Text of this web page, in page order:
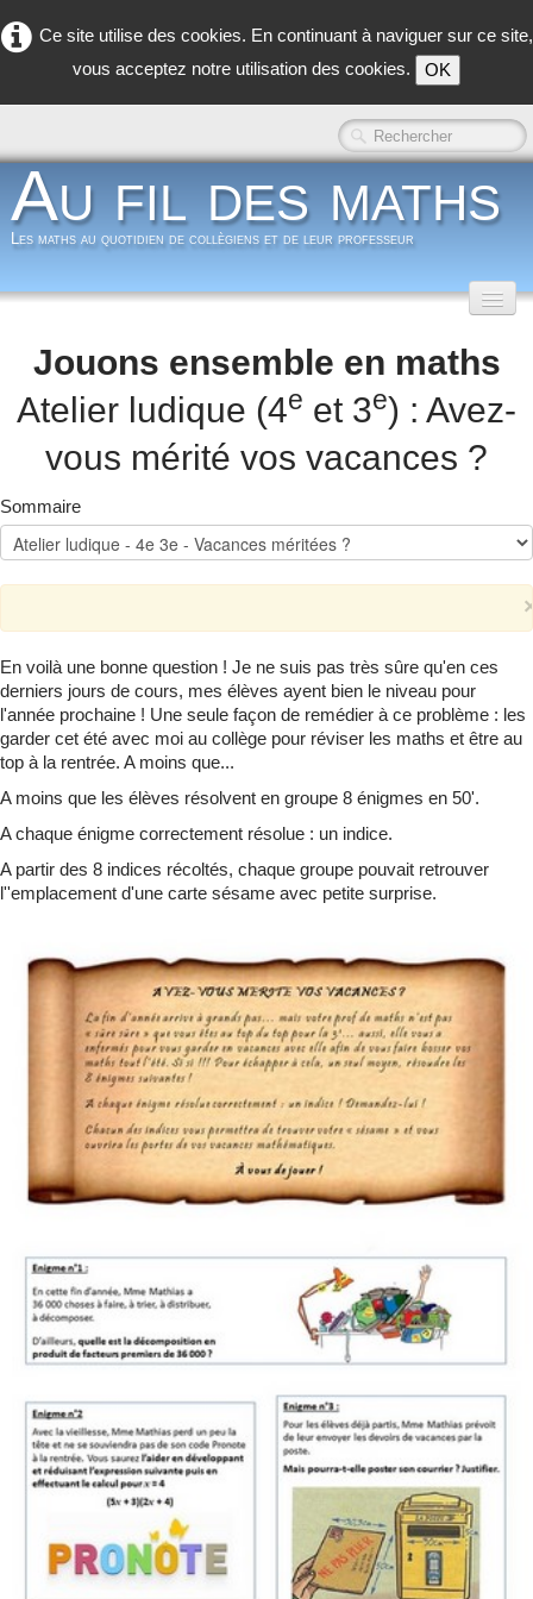
Ce site utilise des cookies. En continuant à naviguer sur ce site,
vous acceptez notre utilisation des cookies.
OK
Au fil des maths
Les maths au quotidien de collègiens et de leur professeur
Dans les coulisses
Qui suis-je ?▼
Jouons ensemble en maths
Atelier ludique (4e et 3e) : Avez-
vous mérité vos vacances ?
Sommaire
En voilà une bonne question ! Je ne suis pas très sûre qu'en ces
derniers jours de cours, mes élèves ayent bien le niveau pour
l'année prochaine ! Une seule façon de remédier à ce problème : les
garder cet été avec moi au collège pour réviser les maths et être au
top à la rentrée. A moins que...
A moins que les élèves résolvent en groupe 8 énigmes en 50'.
A chaque énigme correctement résolue : un indice.
A partir des 8 indices récoltés, chaque groupe pouvait retrouver
l''emplacement d'une carte sésame avec petite surprise.